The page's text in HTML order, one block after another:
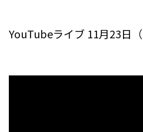
YouTubeライブ 11月23日（